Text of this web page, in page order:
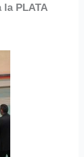
la PLATA